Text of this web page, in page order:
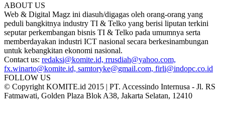
ABOUT US
Web & Digital Magz ini diasuh/digagas oleh orang-orang yang
peduli bangkitnya industry TI & Telko yang berisi liputan terkini
seputar perkembangan bisnis TI & Telko pada umumnya serta
memberdayakan industri ICT nasional secara berkesinambungan
untuk kebangkitan ekonomi nasional.
Contact us: redaksi@komite.id, rrusdiah@yahoo.com,
fx.winarto@komite.id, samtoryke@gmail.com, firli@indopc.co.id
FOLLOW US
© Copyright KOMITE.id 2015 | PT. Accessindo Internusa - Jl. RS
Fatmawati, Golden Plaza Blok A38, Jakarta Selatan, 12410